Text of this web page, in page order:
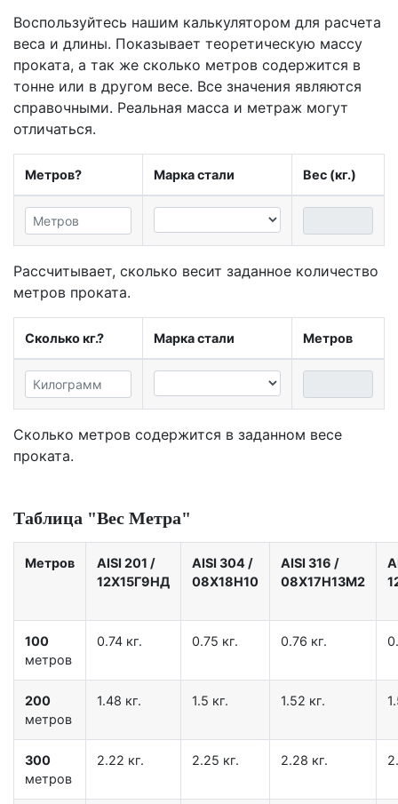
Воспользуйтесь нашим калькулятором для расчета
веса и длины. Показывает теоретическую массу
проката, а так же сколько метров содержится в
тонне или в другом весе. Все значения являются
справочными. Реальная масса и метраж могут
отличаться.
Метров? Марка стали Вес (кг.)
Рассчитывает, сколько весит заданное количество
метров проката.
Сколько кг.? Марка стали Метров
Сколько метров содержится в заданном весе
проката.
Таблица "Вес Метра"
Метров AISI 201 /
12X15Г9НД
AISI 304 /
08Х18Н10
AISI 316 /
08Х17Н13М2
100
метров
0.74 кг. 0.75 кг. 0.76 кг.
200
метров
1.48 кг. 1.5 кг. 1.52 кг.
300
метров
2.22 кг. 2.25 кг. 2.28 кг.